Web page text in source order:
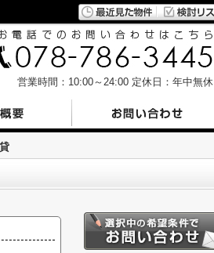
営業時間：10:00～24:00 定休日：年中無休